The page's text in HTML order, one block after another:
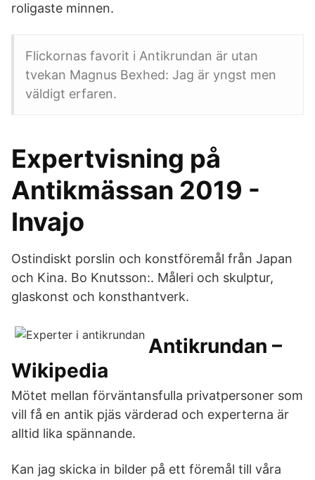
roligaste minnen.
Flickornas favorit i Antikrundan är utan
tvekan Magnus Bexhed: Jag är yngst men
väldigt erfaren.
Expertvisning på
Antikmässan 2019 -
Invajo
Ostindiskt porslin och konstföremål från Japan
och Kina. Bo Knutsson:. Måleri och skulptur,
glaskonst och konsthantverk.
Antikrundan –
Wikipedia
Mötet mellan förväntansfulla privatpersoner som
vill få en antik pjäs värderad och experterna är
alltid lika spännande.
Kan jag skicka in bilder på ett föremål till våra